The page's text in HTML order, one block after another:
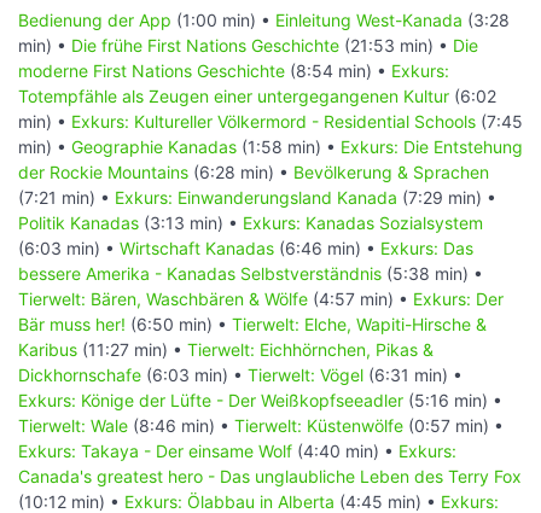
Bedienung der App (1:00 min) • Einleitung West-Kanada (3:28
min) • Die frühe First Nations Geschichte (21:53 min) • Die
moderne First Nations Geschichte (8:54 min) • Exkurs:
Totempfähle als Zeugen einer untergegangenen Kultur (6:02
min) • Exkurs: Kultureller Völkermord - Residential Schools (7:45
min) • Geographie Kanadas (1:58 min) • Exkurs: Die Entstehung
der Rockie Mountains (6:28 min) • Bevölkerung & Sprachen
(7:21 min) • Exkurs: Einwanderungsland Kanada (7:29 min) •
Politik Kanadas (3:13 min) • Exkurs: Kanadas Sozialsystem
(6:03 min) • Wirtschaft Kanadas (6:46 min) • Exkurs: Das
bessere Amerika - Kanadas Selbstverständnis (5:38 min) •
Tierwelt: Bären, Waschbären & Wölfe (4:57 min) • Exkurs: Der
Bär muss her! (6:50 min) • Tierwelt: Elche, Wapiti-Hirsche &
Karibus (11:27 min) • Tierwelt: Eichhörnchen, Pikas &
Dickhornschafe (6:03 min) • Tierwelt: Vögel (6:31 min) •
Exkurs: Könige der Lüfte - Der Weißkopfseeadler (5:16 min) •
Tierwelt: Wale (8:46 min) • Tierwelt: Küstenwölfe (0:57 min) •
Exkurs: Takaya - Der einsame Wolf (4:40 min) • Exkurs:
Canada's greatest hero - Das unglaubliche Leben des Terry Fox
(10:12 min) • Exkurs: Ölabbau in Alberta (4:45 min) • Exkurs: